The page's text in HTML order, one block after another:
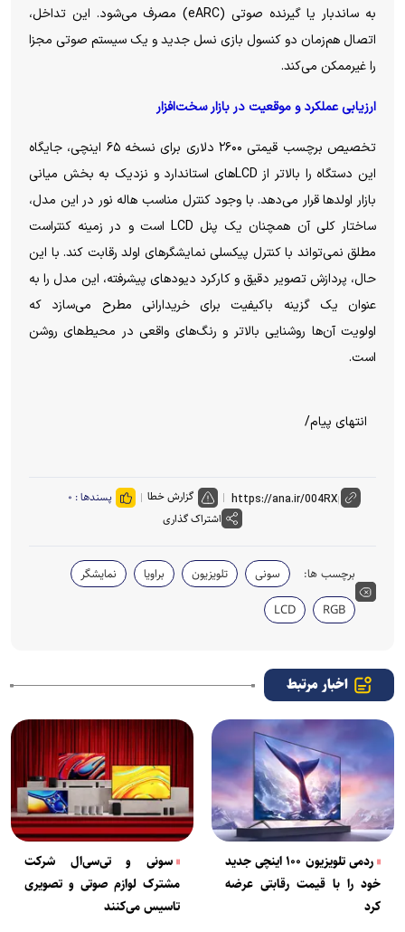
به ساندبار یا گیرنده صوتی (eARC) مصرف می‌شود. این تداخل،
اتصال هم‌زمان دو کنسول بازی نسل جدید و یک سیستم صوتی مجزا
را غیرممکن می‌کند.
ارزیابی عملکرد و موقعیت در بازار سخت‌افزار
تخصیص برچسب قیمتی ۲۶۰۰ دلاری برای نسخه ۶۵ اینچی، جایگاه
این دستگاه را بالاتر از LCDهای استاندارد و نزدیک به بخش میانی
بازار اولد‌ها قرار می‌دهد. با وجود کنترل مناسب هاله نور در این مدل،
ساختار کلی آن همچنان یک پنل LCD است و در زمینه کنتراست
مطلق نمی‌تواند با کنترل پیکسلی نمایشگر‌های اولد رقابت کند. با این
حال، پردازش تصویر دقیق و کارکرد دیود‌های پیشرفته، این مدل را به
عنوان یک گزینه باکیفیت برای خریدارانی مطرح می‌سازد که
اولویت آن‌ها روشنایی بالاتر و رنگ‌های واقعی در محیط‌های روشن
است.
انتهای پیام/
گزارش خطا پسندها : ۰
اشتراک گذاری
برچسب ها: سونی تلویزیون براویا
نمایشگر
RGB
LCD
اخبار مرتبط
ردمی تلویزیون ۱۰۰ اینچی جدید
خود را با قیمت رقابتی عرضه
کرد
سونی و تی‌سی‌ال شرکت
مشترک لوازم صوتی و تصویری
تاسیس می‌کنند